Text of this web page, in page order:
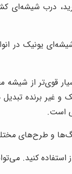
درب شیشه‌ای
یونیک در
قوی‌تر از
برنده تبدیل
است.
و طرح‌های
کنید.